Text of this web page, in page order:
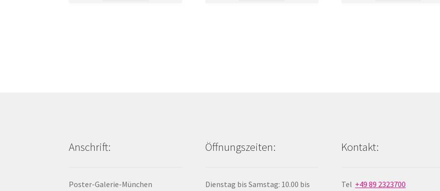
Anschrift:
Poster-Galerie-München
Öffnungszeiten:
Dienstag bis Samstag: 10.00 bis
Kontakt:
Tel +49 89 2323700